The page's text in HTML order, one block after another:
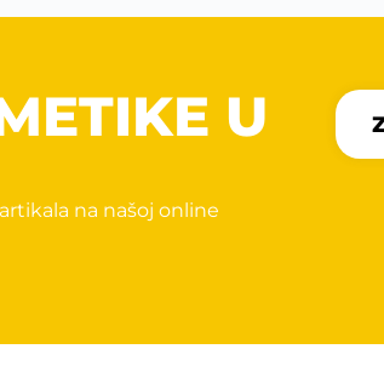
U
na našoj online